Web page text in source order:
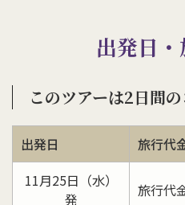
出発日
このツアーは2日間の
出発日
旅行代
11月25日（水）
発
旅行代